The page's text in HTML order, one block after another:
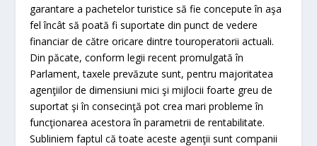
garantare a pachetelor turistice să fie concepute în aşa
fel încât să poată fi suportate din punct de vedere
financiar de către oricare dintre touroperatorii actuali.
Din păcate, conform legii recent promulgată în
Parlament, taxele prevăzute sunt, pentru majoritatea
agenţiilor de dimensiuni mici şi mijlocii foarte greu de
suportat şi în consecinţă pot crea mari probleme în
funcţionarea acestora în parametrii de rentabilitate.
Subliniem faptul că toate aceste agenţii sunt companii